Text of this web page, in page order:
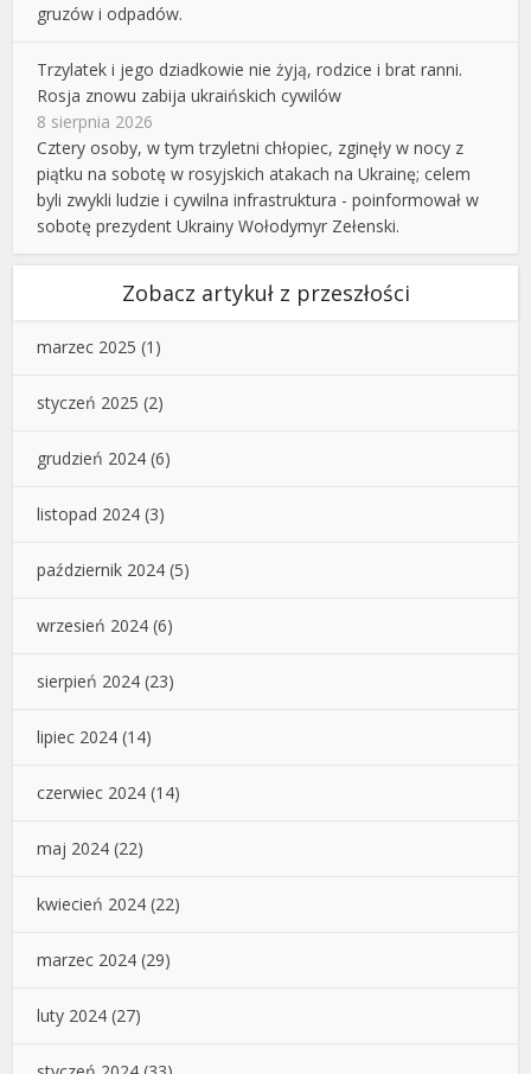
gruzów i odpadów.
Trzylatek i jego dziadkowie nie żyją, rodzice i brat ranni.
Rosja znowu zabija ukraińskich cywilów
8 sierpnia 2026
Cztery osoby, w tym trzyletni chłopiec, zginęły w nocy z
piątku na sobotę w rosyjskich atakach na Ukrainę; celem
byli zwykli ludzie i cywilna infrastruktura - poinformował w
sobotę prezydent Ukrainy Wołodymyr Zełenski.
Zobacz artykuł z przeszłości
marzec 2025 (1)
styczeń 2025 (2)
grudzień 2024 (6)
listopad 2024 (3)
październik 2024 (5)
wrzesień 2024 (6)
sierpień 2024 (23)
lipiec 2024 (14)
czerwiec 2024 (14)
maj 2024 (22)
kwiecień 2024 (22)
marzec 2024 (29)
luty 2024 (27)